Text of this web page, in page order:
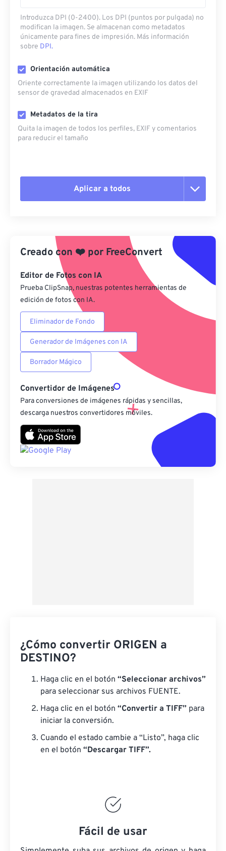
Introduzca DPI (0-2400). Los DPI (puntos por pulgada) no
modifican la imagen. Se almacenan como metadatos
únicamente para fines de impresión. Más información
sobre DPI.
Orientación automática
Oriente correctamente la imagen utilizando los datos del
sensor de gravedad almacenados en EXIF
Metadatos de la tira
Quita la imagen de todos los perfiles, EXIF ​​y comentarios
para reducir el tamaño
Aplicar a todos
Aplicar desde el ajuste preestablecido
Guardar como preestablecido
Creado con ❤️ por FreeConvert
Editor de Fotos con IA
Prueba ClipSnap, nuestras potentes herramientas de
edición de fotos con IA.
Eliminador de Fondo
Generador de Imágenes con IA
Borrador Mágico
Convertidor de Imágenes
Para conversiones de imágenes rápidas y sencillas,
descarga nuestros convertidores móviles.
¿Cómo convertir ORIGEN a
DESTINO?
Haga clic en el botón “Seleccionar archivos”
para seleccionar sus archivos FUENTE.
Haga clic en el botón “Convertir a TIFF” para
iniciar la conversión.
Cuando el estado cambie a “Listo”, haga clic
en el botón “Descargar TIFF”.
Fácil de usar